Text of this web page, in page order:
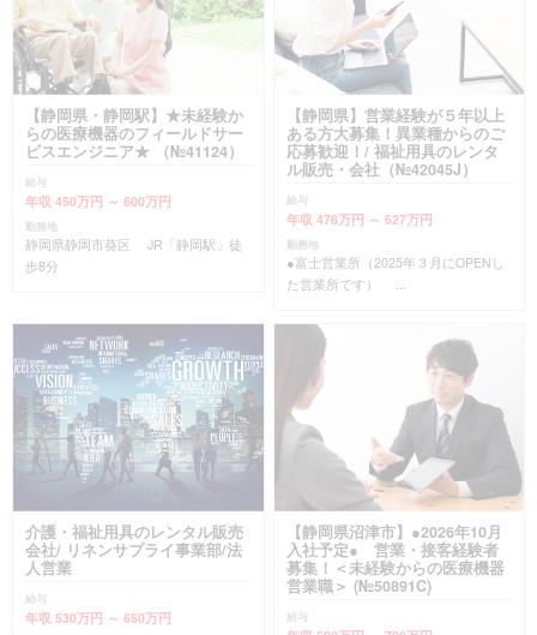
【静岡県・静岡駅】★未経験か
らの医療機器のフィールドサー
ビスエンジニア★ （№41124）
給与
年収 450万円 ～ 600万円
勤務地
静岡県静岡市葵区 JR「静岡駅」徒
歩8分
【静岡県】営業経験が５年以上
ある方大募集！異業種からのご
応募歓迎！/ 福祉用具のレンタ
ル販売・会社（№42045J）
給与
年収 478万円 ～ 627万円
勤務地
●富士営業所（2025年３月にOPENし
た営業所です） ...
介護・福祉用具のレンタル販売
会社/ リネンサプライ事業部/法
人営業
給与
年収 530万円 ～ 650万円
【静岡県沼津市】●2026年10月
入社予定● 営業・接客経験者
募集！＜未経験からの医療機器
営業職＞ (№50891C)
給与